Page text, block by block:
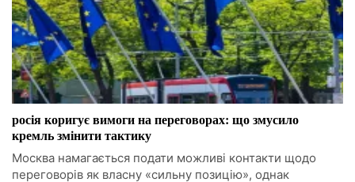
росія коригує вимоги на переговорах: що змусило
кремль змінити тактику
Москва намагається подати можливі контакти щодо
переговорів як власну «сильну позицію», однак